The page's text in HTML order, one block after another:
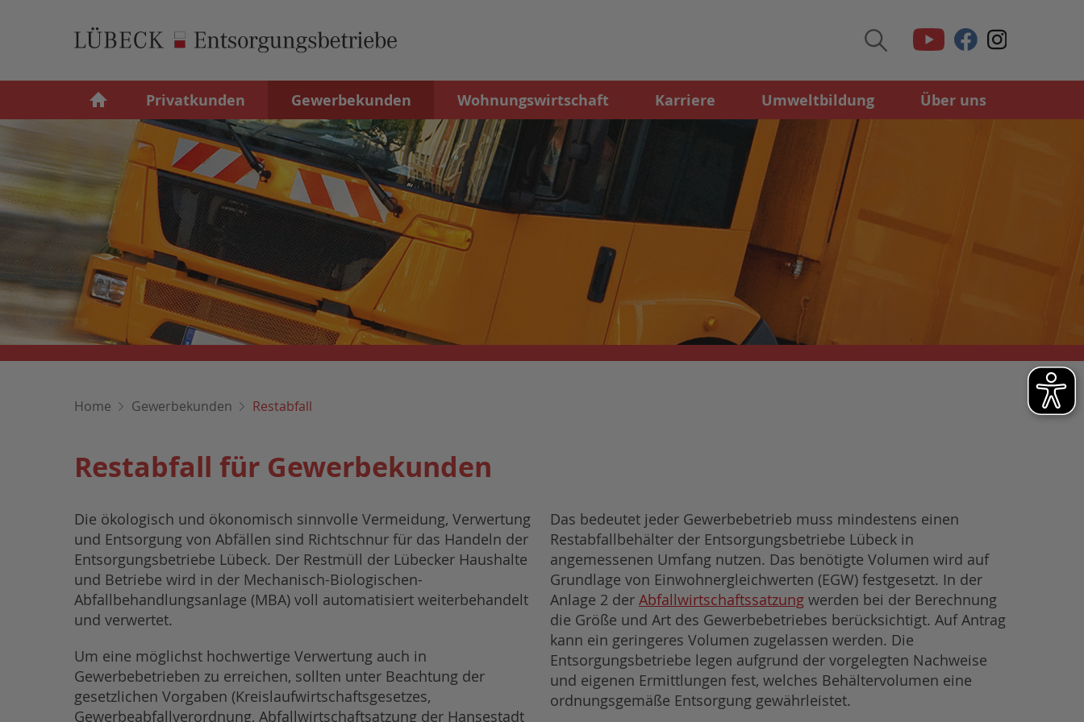
Privatkunden Gewerbekunden Wohnungswirtschaft Karriere Umweltbildung Über uns
Home Gewerbekunden Restabfall
Restabfall für Gewerbekunden
Die ökologisch und ökonomisch sinnvolle Vermeidung, Verwertung
und Entsorgung von Abfällen sind Richtschnur für das Handeln der
Entsorgungsbetriebe Lübeck. Der Restmüll der Lübecker Haushalte
und Betriebe wird in der Mechanisch-Biologischen-
Abfallbehandlungsanlage (MBA) voll automatisiert weiterbehandelt
und verwertet.
Um eine möglichst hochwertige Verwertung auch in
Gewerbebetrieben zu erreichen, sollten unter Beachtung der
gesetzlichen Vorgaben (Kreislaufwirtschaftsgesetzes,
Gewerbeabfallverordnung, Abfallwirtschaftsatzung der Hansestadt
Das bedeutet jeder Gewerbebetrieb muss mindestens einen
Restabfallbehälter der Entsorgungsbetriebe Lübeck in
angemessenen Umfang nutzen. Das benötigte Volumen wird auf
Grundlage von Einwohnergleichwerten (EGW) festgesetzt. In der
Anlage 2 der Abfallwirtschaftssatzung werden bei der Berechnung
die Größe und Art des Gewerbebetriebes berücksichtigt. Auf Antrag
kann ein geringeres Volumen zugelassen werden. Die
Entsorgungsbetriebe legen aufgrund der vorgelegten Nachweise
und eigenen Ermittlungen fest, welches Behältervolumen eine
ordnungsgemäße Entsorgung gewährleistet.